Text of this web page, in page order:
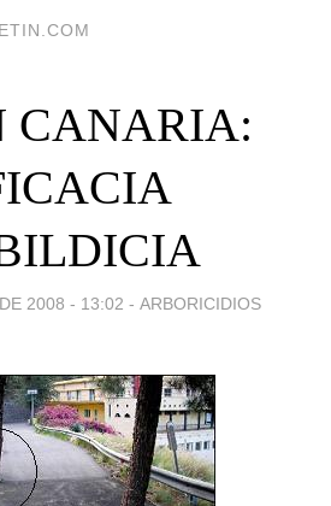
CANARIA:
2008 - 13:02 - ARBORICIDIOS